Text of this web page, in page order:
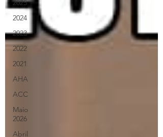
2025
2024
2023
2022
2021
AHA
ACC
Maio
2026
Abril